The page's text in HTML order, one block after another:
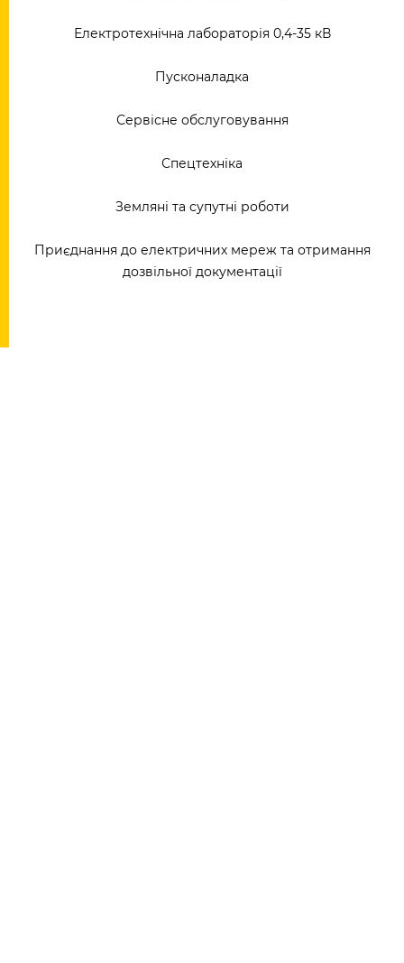
Електротехнічна лабораторія 0,4-35 кВ
Пусконаладка
Сервісне обслуговування
Спецтехніка
Земляні та супутні роботи
Приєднання до електричних мереж та отримання
дозвільної документації